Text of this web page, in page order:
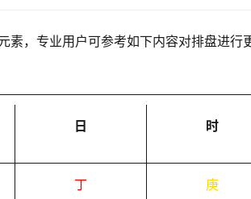
素，专业用户可参考如下内容对排盘进行
日 时
丁 庚